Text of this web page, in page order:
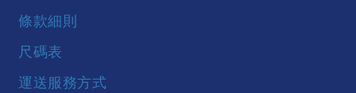
條款細則
尺碼表
運送服務方式